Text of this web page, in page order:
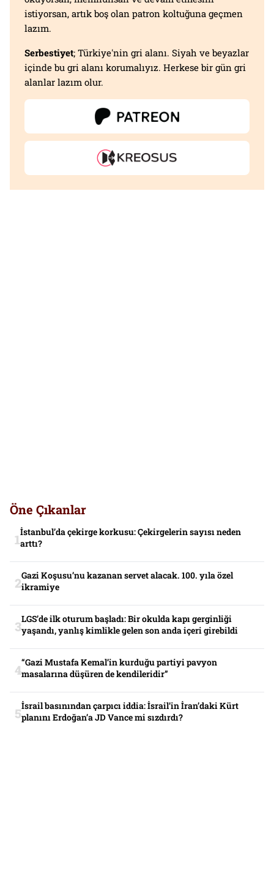
istiyorsan, artık boş olan patron koltuğuna geçmen
lazım.
Serbestiyet; Türkiye'nin gri alanı. Siyah ve beyazlar
içinde bu gri alanı korumalıyız. Herkese bir gün gri
alanlar lazım olur.
Öne Çıkanlar
İstanbul’da çekirge korkusu: Çekirgelerin sayısı neden
arttı?
Gazi Koşusu’nu kazanan servet alacak. 100. yıla özel
ikramiye
LGS’de ilk oturum başladı: Bir okulda kapı gerginliği
yaşandı, yanlış kimlikle gelen son anda içeri girebildi
“Gazi Mustafa Kemal’in kurduğu partiyi pavyon
masalarına düşüren de kendileridir”
İsrail basınından çarpıcı iddia: İsrail’in İran’daki Kürt
planını Erdoğan’a JD Vance mi sızdırdı?